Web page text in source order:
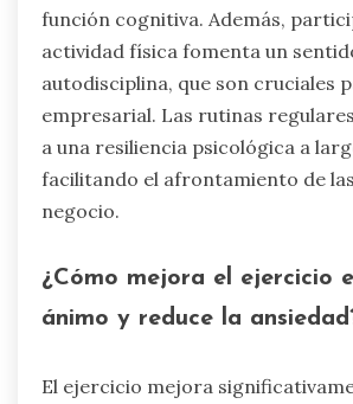
función cognitiva. Además,
actividad física fomenta un
autodisciplina, que son cruciales
empresarial. Las rutinas
a una resiliencia psicológica a
facilitando el afrontamiento de
negocio.
¿Cómo mejora el ejercicio
ánimo y reduce la
El ejercicio mejora